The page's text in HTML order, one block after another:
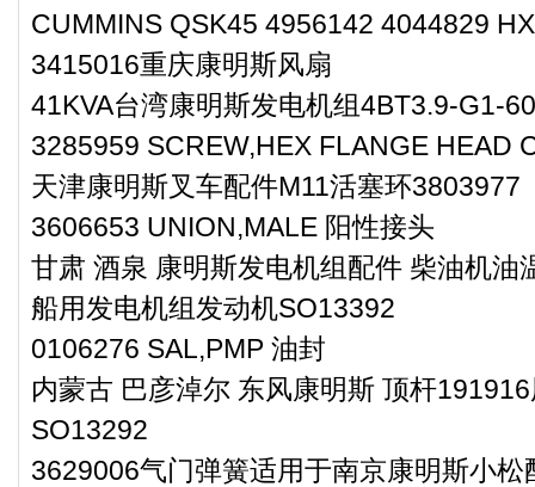
CUMMINS QSK45 4956142 4044829
3415016重庆康明斯风扇
41KVA台湾康明斯发电机组4BT3.9-G1-
3285959 SCREW,HEX FLANGE HEAD
天津康明斯叉车配件M11活塞环3803977
3606653 UNION,MALE 阳性接头
甘肃 酒泉 康明斯发电机组配件 柴油机油
船用发电机组发动机SO13392
0106276 SAL,PMP 油封
内蒙古 巴彦淖尔 东风康明斯 顶杆
SO13292
3629006气门弹簧适用于南京康明斯小松